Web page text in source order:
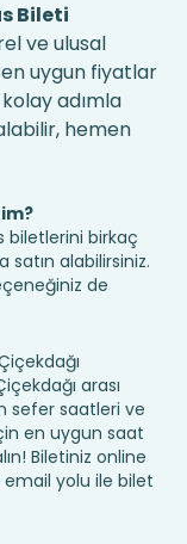
Bileti
ve ulusal
uygun fiyatlar
adımla
hemen
biletlerini birkaç
satın alabilirsiniz.
de
arası
sefer saatleri ve
en uygun saat
Biletiniz online
email yolu ile bilet